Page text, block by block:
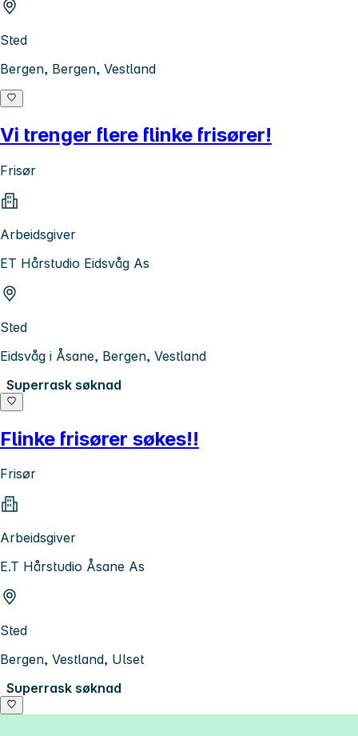
Sted
Bergen, Bergen, Vestland
Vi trenger flere flinke frisører!
Frisør
Arbeidsgiver
ET Hårstudio Eidsvåg As
Sted
Eidsvåg i Åsane, Bergen, Vestland
Superrask søknad
Flinke frisører søkes!!
Frisør
Arbeidsgiver
E.T Hårstudio Åsane As
Sted
Bergen, Vestland, Ulset
Superrask søknad